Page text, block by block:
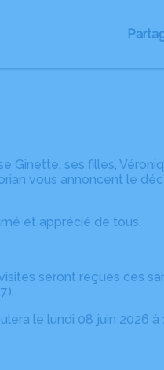
Ginette, ses filles,
vous annoncent le
et apprécié de tous.
seront reçues ces
le lundi 08 juin 2026 à